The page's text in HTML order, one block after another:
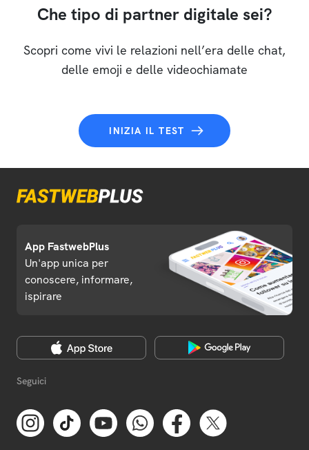
Che tipo di partner digitale sei?
Scopri come vivi le relazioni nell’era delle chat,
delle emoji e delle videochiamate
INIZIA IL TEST
App FastwebPlus
Un'app unica per
conoscere, informare,
ispirare
Seguici